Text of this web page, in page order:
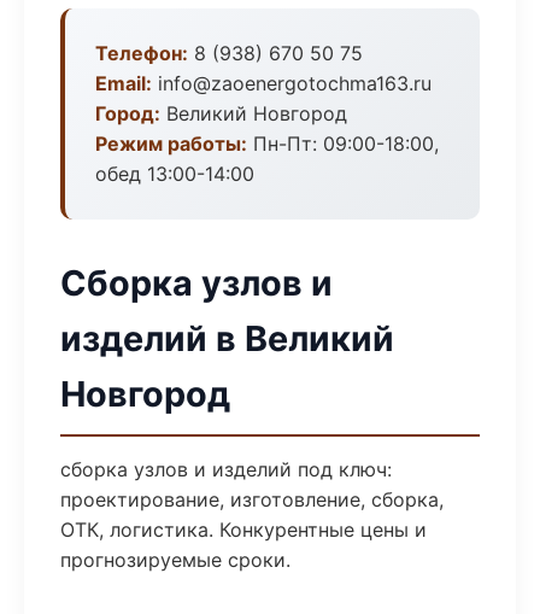
Телефон: 8 (938) 670 50 75
Email: info@zaoenergotochma163.ru
Город: Великий Новгород
Режим работы: Пн-Пт: 09:00-18:00,
обед 13:00-14:00
Сборка узлов и
изделий в Великий
Новгород
сборка узлов и изделий под ключ:
проектирование, изготовление, сборка,
ОТК, логистика. Конкурентные цены и
прогнозируемые сроки.